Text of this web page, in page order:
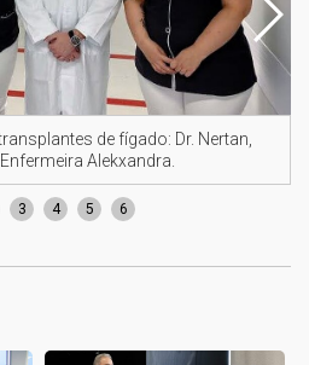
de fígado: Dr. Nertan,
Alekxandra.
3 4 5 6